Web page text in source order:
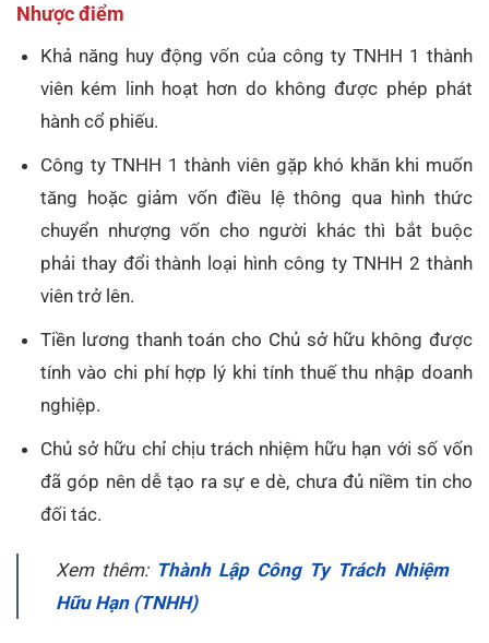
Nhược điểm
Khả năng huy động vốn của công ty TNHH 1 thành
viên kém linh hoạt hơn do không được phép phát
hành cổ phiếu.
Công ty TNHH 1 thành viên gặp khó khăn khi muốn
tăng hoặc giảm vốn điều lệ thông qua hình thức
chuyển nhượng vốn cho người khác thì bắt buộc
phải thay đổi thành loại hình công ty TNHH 2 thành
viên trở lên.
Tiền lương thanh toán cho Chủ sở hữu không được
tính vào chi phí hợp lý khi tính thuế thu nhập doanh
nghiệp.
Chủ sở hữu chỉ chịu trách nhiệm hữu hạn với số vốn
đã góp nên dễ tạo ra sự e dè, chưa đủ niềm tin cho
đối tác.
Xem thêm: Thành Lập Công Ty Trách Nhiệm
Hữu Hạn (TNHH)